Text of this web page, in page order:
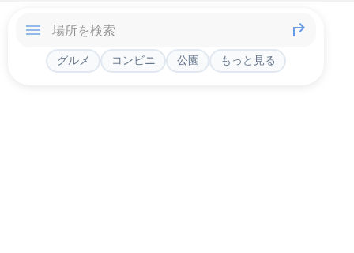
グルメ コンビニ 公園 もっと見る